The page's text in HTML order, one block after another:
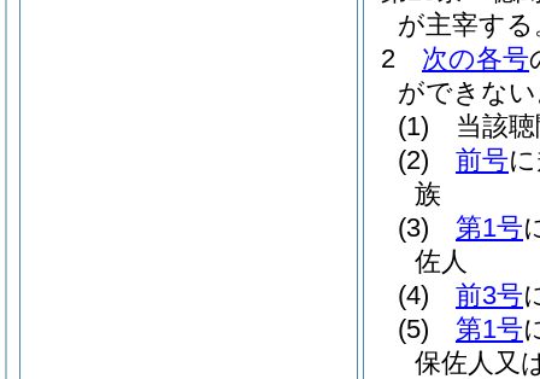
が主宰する
2
次の各号
ができな
(1)
当該
(2)
前号
族
(3)
第1号
佐人
(4)
前3号
(5)
第1号
保佐人又